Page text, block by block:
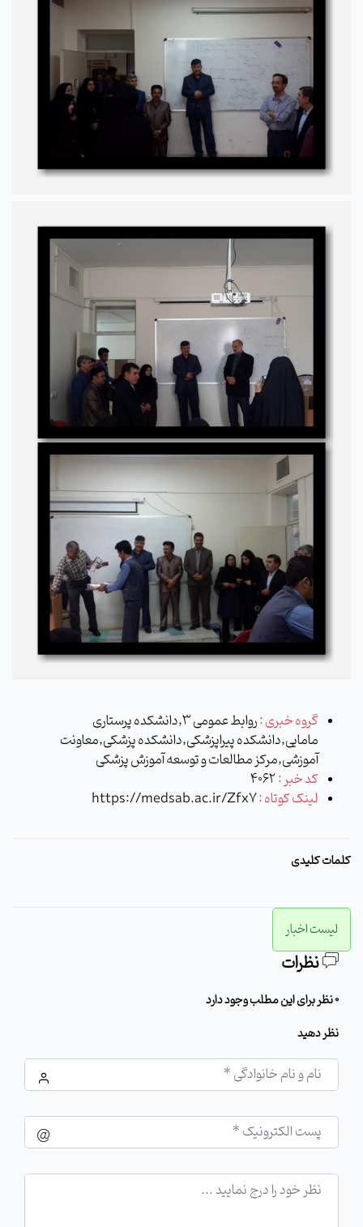
گروه خبری :
روابط عمومی 3,دانشکده پرستاری
مامایی,دانشکده پیراپزشکی,دانشکده پزشکی,معاونت
آموزشی,مرکز مطالعات و توسعه آموزش پزشکی
کد خبر :4062
لینک کوتاه :https://medsab.ac.ir/Zfx7
کلمات کلیدی
لیست اخبار
نظرات
0 نظر برای این مطلب وجود دارد
نظر دهید